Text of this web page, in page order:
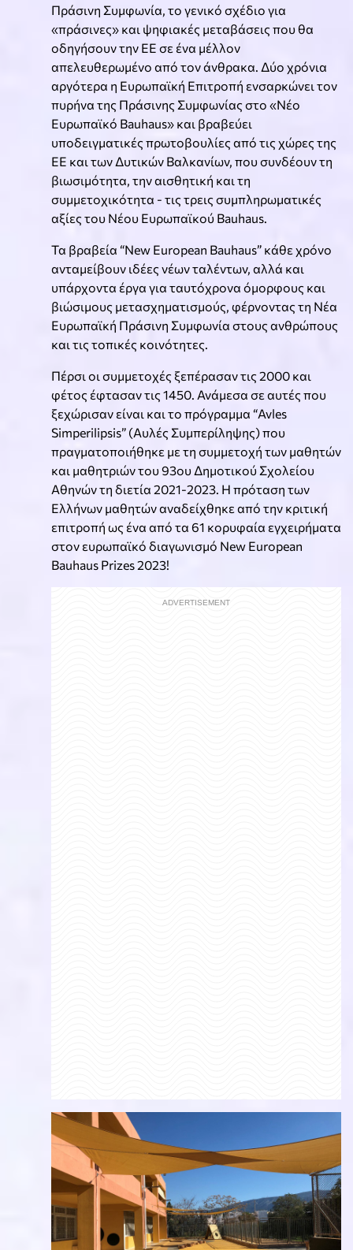
Πράσινη Συμφωνία, το γενικό σχέδιο για
«πράσινες» και ψηφιακές μεταβάσεις που θα
οδηγήσουν την ΕΕ σε ένα μέλλον
απελευθερωμένο από τον άνθρακα. Δύο χρόνια
αργότερα η Ευρωπαϊκή Επιτροπή ενσαρκώνει τον
πυρήνα της Πράσινης Συμφωνίας στο «Νέο
Ευρωπαϊκό Bauhaus» και βραβεύει
υποδειγματικές πρωτοβουλίες από τις χώρες της
ΕΕ και των Δυτικών Βαλκανίων, που συνδέουν τη
βιωσιμότητα, την αισθητική και τη
συμμετοχικότητα - τις τρεις συμπληρωματικές
αξίες του Νέου Ευρωπαϊκού Bauhaus.
Τα βραβεία “New European Bauhaus” κάθε χρόνο
ανταμείβουν ιδέες νέων ταλέντων, αλλά και
υπάρχοντα έργα για ταυτόχρονα όμορφους και
βιώσιμους μετασχηματισμούς, φέρνοντας τη Νέα
Ευρωπαϊκή Πράσινη Συμφωνία στους ανθρώπους
και τις τοπικές κοινότητες.
Πέρσι οι συμμετοχές ξεπέρασαν τις 2000 και
φέτος έφτασαν τις 1450. Ανάμεσα σε αυτές που
ξεχώρισαν είναι και το πρόγραμμα “Avles
Simperilipsis” (Αυλές Συμπερίληψης) που
πραγματοποιήθηκε με τη συμμετοχή των μαθητών
και μαθητριών του 93ου Δημοτικού Σχολείου
Αθηνών τη διετία 2021-2023. Η πρόταση των
Ελλήνων μαθητών αναδείχθηκε από την κριτική
επιτροπή ως ένα από τα 61 κορυφαία εγχειρήματα
στον ευρωπαϊκό διαγωνισμό New European
Bauhaus Prizes 2023!